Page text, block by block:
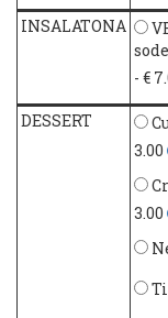
INSALATONA
sode
- €
DESSERT
3.00
3.00